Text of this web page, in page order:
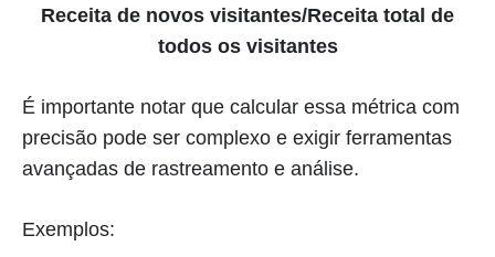
Receita de novos visitantes/Receita total de
todos os visitantes
É importante notar que calcular essa métrica com
precisão pode ser complexo e exigir ferramentas
avançadas de rastreamento e análise.
Exemplos: